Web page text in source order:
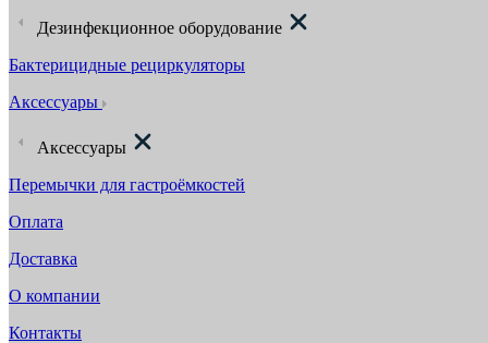
Дезинфекционное оборудование
Бактерицидные рециркуляторы
Аксессуары
Аксессуары
Перемычки для гастроёмкостей
Оплата
Доставка
О компании
Контакты